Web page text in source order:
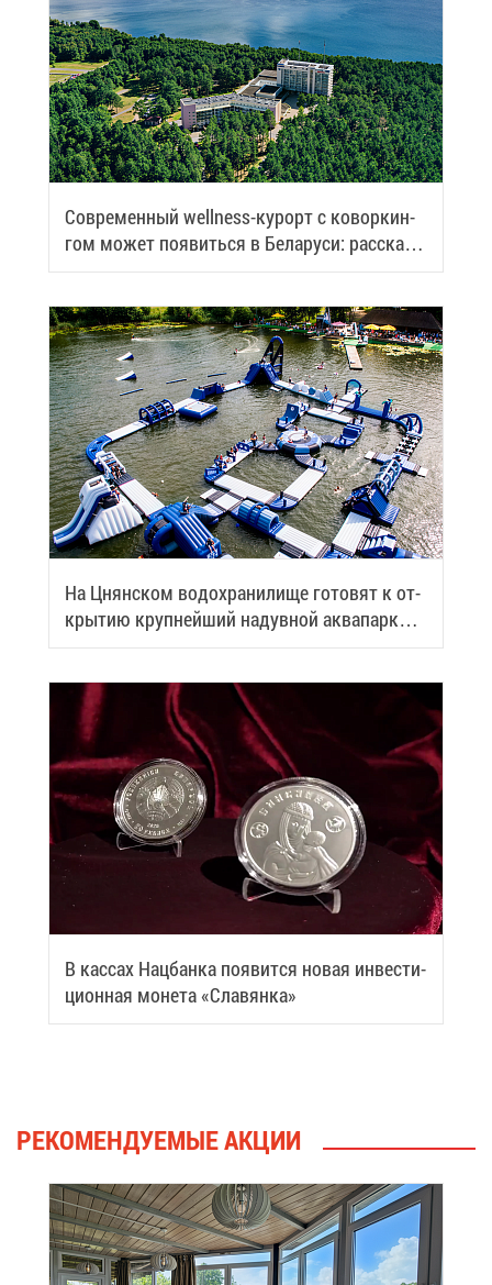
Со­вре­мен­ный wellness-ку­рорт с ко­вор­кин­
гом мо­жет по­явить­ся в Бе­ла­ру­си: рас­ска­
зы­ва­ем по­дроб­но­сти
На Цнян­ском во­до­хра­ни­ли­ще го­то­вят к от­
кры­тию круп­ней­ший на­дув­ной ак­ва­парк
Бе­ла­ру­си
В кас­сах Нац­бан­ка по­явит­ся но­вая ин­ве­сти­
ци­он­ная мо­не­та «Сла­вян­ка»
РЕ­КО­МЕН­ДУ­Е­МЫЕ АК­ЦИИ